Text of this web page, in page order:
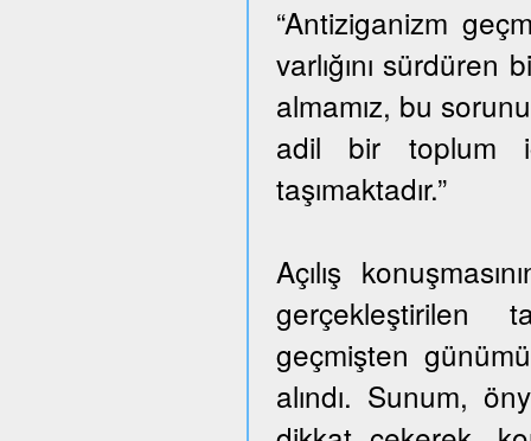
“Antiziganizm
varlığını
almamız, bu
adil bir toplum
taşımaktadır.”
Açılış
gerçekleştirilen
geçmişten
alındı. Sunum,